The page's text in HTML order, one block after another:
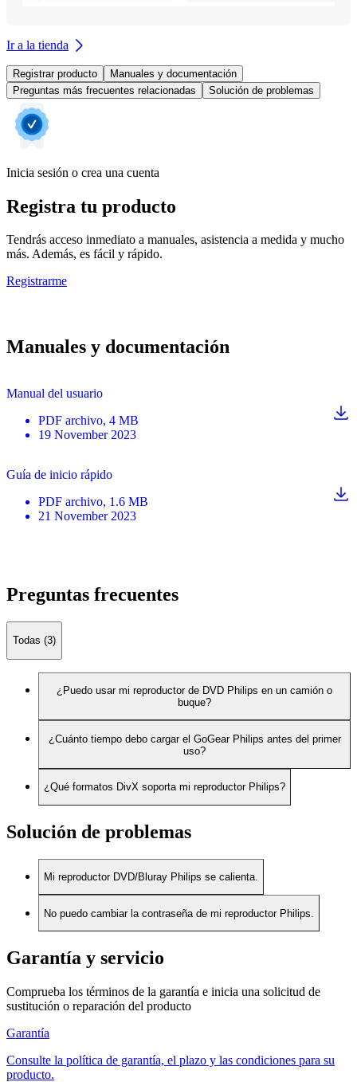
Ir a la tienda
Registrar producto
Manuales y documentación
Preguntas más frecuentes relacionadas
Solución de problemas
Inicia sesión o crea una cuenta
Registra tu producto
Tendrás acceso inmediato a manuales, asistencia a medida y mucho
más. Además, es fácil y rápido.
Registrarme
Manuales y documentación
Manual del usuario
PDF archivo, 4 MB
19 November 2023
Guía de inicio rápido
PDF archivo, 1.6 MB
21 November 2023
Preguntas frecuentes
Todas (3)
¿Puedo usar mi reproductor de DVD Philips en un camión o
buque?
¿Cuánto tiempo debo cargar el GoGear Philips antes del primer
uso?
¿Qué formatos DivX soporta mi reproductor Philips?
Solución de problemas
Mi reproductor DVD/Bluray Philips se calienta.
No puedo cambiar la contraseña de mi reproductor Philips.
Garantía y servicio
Comprueba los términos de la garantía e inicia una solicitud de
sustitución o reparación del producto
Garantía
Consulte la política de garantía, el plazo y las condiciones para su
producto.